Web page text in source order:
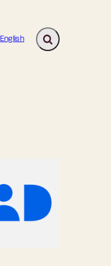
English Fold søgefelt ud